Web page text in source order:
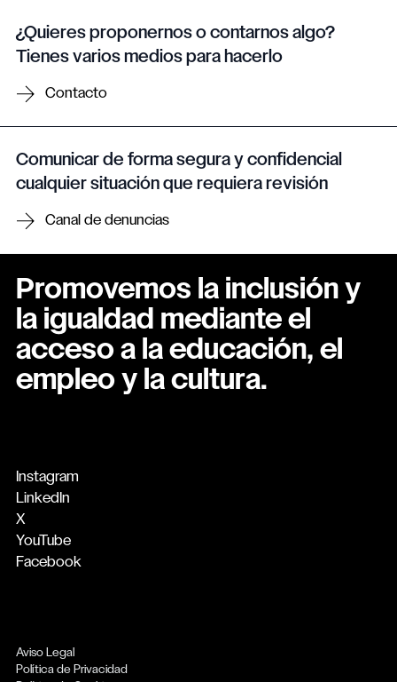
¿Quieres proponernos o contarnos algo?
Tienes varios medios para hacerlo
Contacto
Comunicar de forma segura y confidencial
cualquier situación que requiera revisión
Canal de denuncias
Promovemos la inclusión y
la igualdad mediante el
acceso a la educación, el
empleo y la cultura.
Instagram
LinkedIn
X
YouTube
Facebook
Aviso Legal
Política de Privacidad